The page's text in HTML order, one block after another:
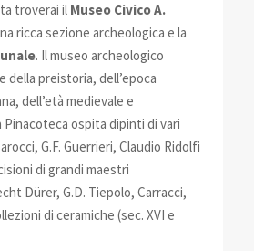
troverai il Museo Civico A.
ricca sezione archeologica e la
. Il museo archeologico
della preistoria, dell’epoca
dell’età medievale e
Pinacoteca ospita dipinti di vari
G.F. Guerrieri, Claudio Ridolfi
di grandi maestri
Dürer, G.D. Tiepolo, Carracci,
di ceramiche (sec. XVI e